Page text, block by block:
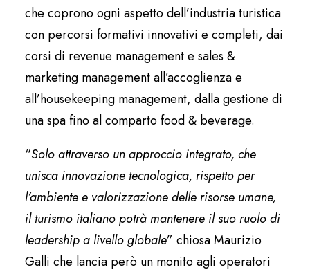
che coprono ogni aspetto dell’industria turistica
con percorsi formativi innovativi e completi, dai
corsi di revenue management e sales &
marketing management all’accoglienza e
all’housekeeping management, dalla gestione di
una spa fino al comparto food & beverage.
“Solo attraverso un approccio integrato, che
unisca innovazione tecnologica, rispetto per
l’ambiente e valorizzazione delle risorse umane,
il turismo italiano potrà mantenere il suo ruolo di
leadership a livello globale” chiosa Maurizio
Galli che lancia però un monito agli operatori